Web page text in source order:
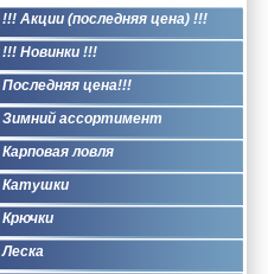
!!! Акции (последняя цена) !!!
!!! Новинки !!!
Последняя цена!!!
Зимний ассортимент
Карповая ловля
Катушки
Крючки
Леска